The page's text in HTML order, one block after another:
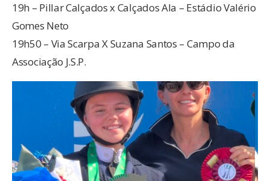
19h – Pillar Calçados x Calçados Ala – Estádio Valério
Gomes Neto
19h50 – Via Scarpa X Suzana Santos – Campo da
Associação J.S.P.